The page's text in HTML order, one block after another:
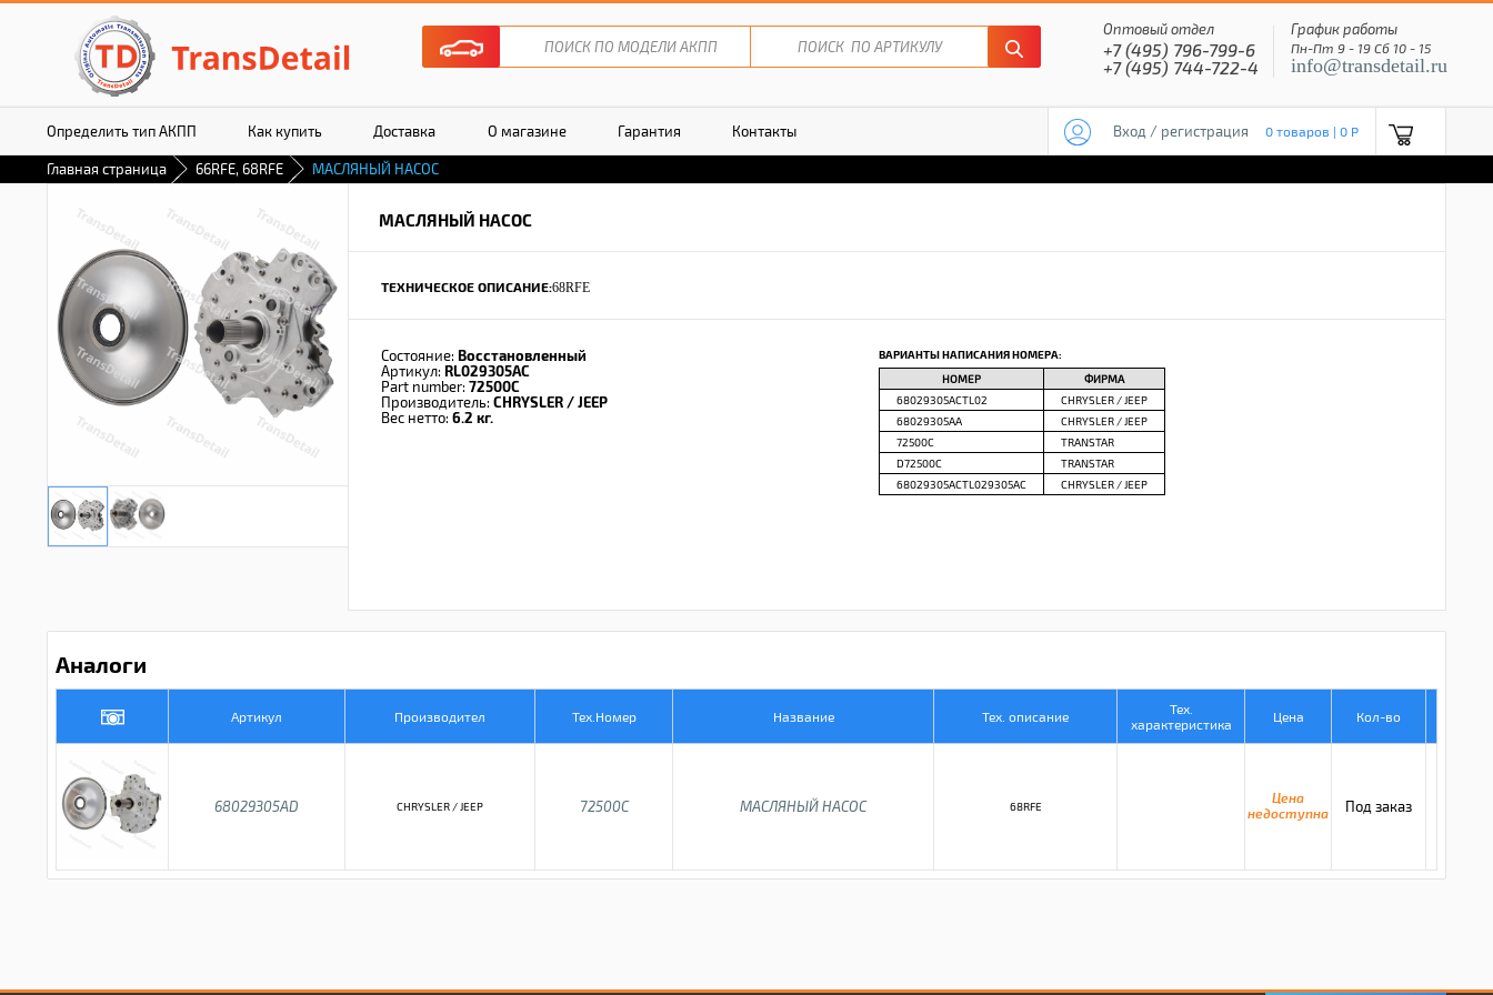
Оптовый отдел
+7 (495) 796-799-6
+7 (495) 744-722-4
График работы
Пн-Пт 9 - 19 Сб 10 - 15
info@transdetail.ru
Определить тип АКПП Как купить Доставка О магазине Гарантия Контакты Вход / регистрация 0 товаров | 0 P
Главная страница 66RFE, 68RFE МАСЛЯНЫЙ НАСОС
МАСЛЯНЫЙ НАСОС
ТЕХНИЧЕСКОЕ ОПИСАНИЕ:68RFE
Состояние: Восстановленный
Артикул: RL029305AC
Part number: 72500C
Производитель: CHRYSLER / JEEP
Вес нетто: 6.2 кг.
ВАРИАНТЫ НАПИСАНИЯ НОМЕРА:
НОМЕР
ФИРМА
68029305ACTL02
CHRYSLER / JEEP
68029305AA
CHRYSLER / JEEP
72500C
TRANSTAR
D72500C
TRANSTAR
68029305ACTL029305AC
CHRYSLER / JEEP
Аналоги
Артикул Производител Тех.Номер Название Тех. описание
Тех.
характеристика
Цена Кол-во
68029305AD CHRYSLER / JEEP 72500C МАСЛЯНЫЙ НАСОС 68RFE
Цена
недоступна
Под заказ